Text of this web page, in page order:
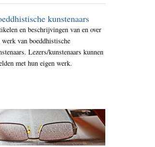
kunstenaars
en beschrijvingen van en over
werk van boeddhistische
Lezers/kunstenaars kunnen
met hun eigen werk.